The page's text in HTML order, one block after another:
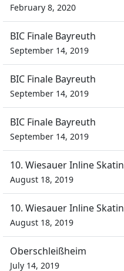
February 8, 2020
BIC Finale Bayreuth
September 14, 2019
BIC Finale Bayreuth
September 14, 2019
BIC Finale Bayreuth
September 14, 2019
10. Wiesauer Inline
August 18, 2019
10. Wiesauer Inline
August 18, 2019
Oberschleißheim
July 14, 2019